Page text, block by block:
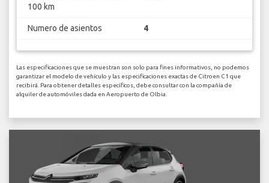
100 km
Numero de asientos 4
Las especificaciones que se muestran son solo para fines informativos, no podemos
garantizar el modelo de vehículo y las especificaciones exactas de Citroen C1 que
recibirá. Para obtener detalles específicos, debe consultar con la compañía de
alquiler de automóviles dada en Aeropuerto de Olbia.